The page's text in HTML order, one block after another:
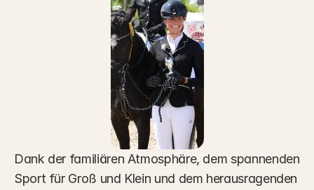
Dank der familiären Atmosphäre, dem spannenden
Sport für Groß und Klein und dem herausragenden